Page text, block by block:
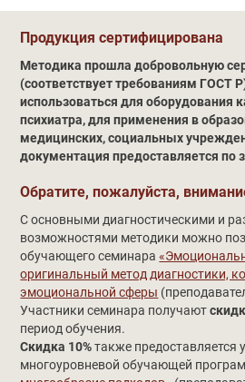
Обучение
Продукция сертифицирована
Методика прошла добровольную
(соответствует требованиям ГОСТ
использоваться для оборудования
психиатра, для применения в
медицинских, социальных
документация предоставляется по
Обратите, пожалуйста,
С основными диагностическими и
возможностями методики можно
обучающего семинара
оригинальный метод диагностики,
эмоциональной сферы
Участники семинара получают
период обучения.
Скидка 10%также предоставляется
многоуровневой обучающей